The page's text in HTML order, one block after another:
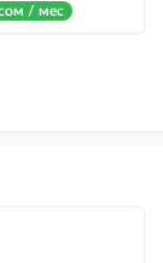
/ мес